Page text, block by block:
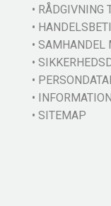
• RÅDGIVNING
•
• SAMHANDEL
•
•
•
• SITEMAP